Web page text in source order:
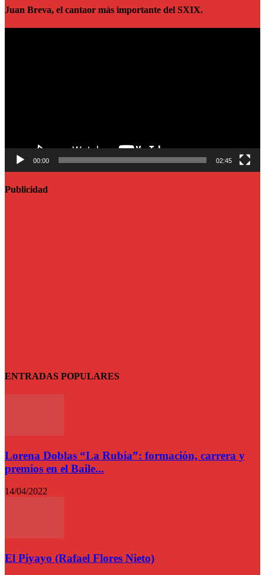
Juan Breva, el cantaor más importante del SXIX.
00:00 02:45
Publicidad
ENTRADAS POPULARES
Lorena Doblas “La Rubia”: formación, carrera y
premios en el Baile...
14/04/2022
El Piyayo (Rafael Flores Nieto)